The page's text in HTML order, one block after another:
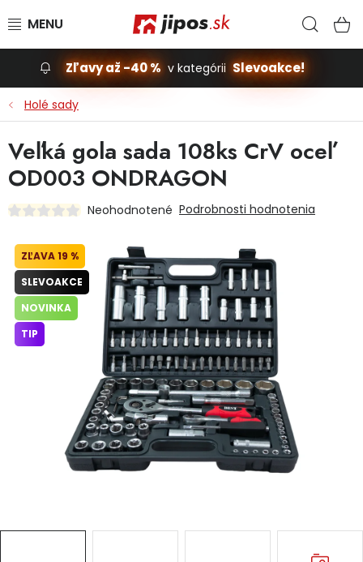
Slevoakce
Stavba, dom
Dielňa
Príslušenstvo pre automobily
Vybavenie a hračky pre deti
Domácnosť
Ochranné pracovné pomôcky
Fotovoltaika
Zľavy až -40 % v kategórii Slevoakce!
Holé sady
Veľká gola sada 108ks CrV oceľ
OD003 ONDRAGON
Neohodnotené Podrobnosti hodnotenia
19 %
SLEVOAKCE
NOVINKA
TIP